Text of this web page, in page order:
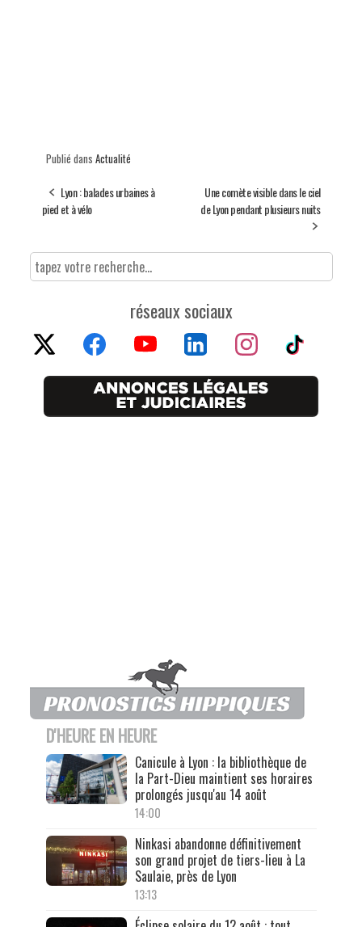
Publié dans Actualité
Lyon : balades urbaines à
pied et à vélo
Une comète visible dans le ciel
de Lyon pendant plusieurs nuits
réseaux sociaux
D'HEURE EN HEURE
Canicule à Lyon : la bibliothèque de
la Part-Dieu maintient ses horaires
prolongés jusqu'au 14 août
14:00
Ninkasi abandonne définitivement
son grand projet de tiers-lieu à La
Saulaie, près de Lyon
13:13